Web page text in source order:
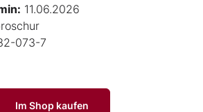
11.06.2026
073-7
Im Shop kaufen